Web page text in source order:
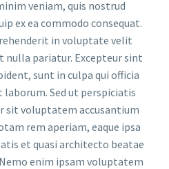
veniam, quis nostrud
ex ea commodo consequat.
in voluptate velit
nulla pariatur. Excepteur sint
sunt in culpa qui officia
Sed ut perspiciatis
sit voluptatem accusantium
rem aperiam, eaque ipsa
et quasi architecto beatae
enim ipsam voluptatem